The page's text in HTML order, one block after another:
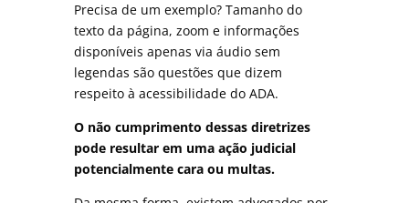
Precisa de um exemplo? Tamanho do
texto da página, zoom e informações
disponíveis apenas via áudio sem
legendas são questões que dizem
respeito à acessibilidade do ADA.
O não cumprimento dessas diretrizes
pode resultar em uma ação judicial
potencialmente cara ou multas.